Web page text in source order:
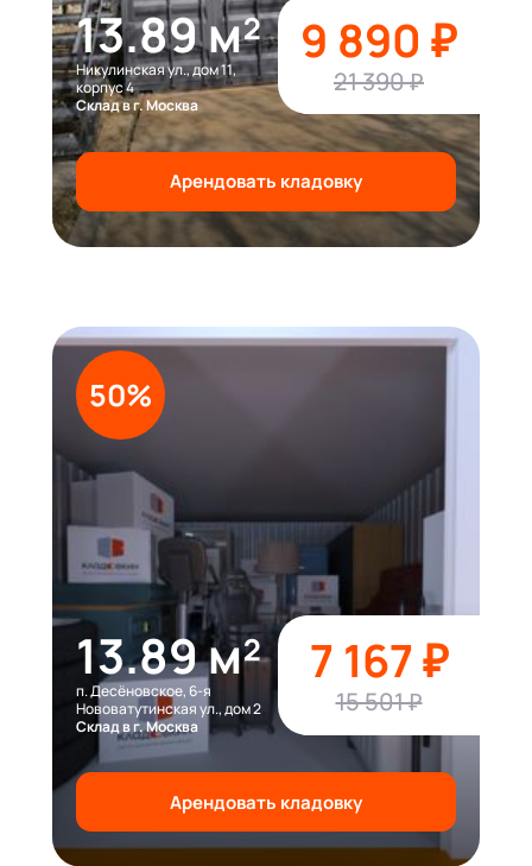
13.89 м²
Никулинская ул., дом 11,
корпус 4
Склад в г. Москва
9 890 ₽
21 390 ₽
Арендовать кладовку
50%
13.89 м²
п. Десёновское, 6-я
Нововатутинская ул., дом 2
Склад в г. Москва
7 167 ₽
15 501 ₽
Арендовать кладовку